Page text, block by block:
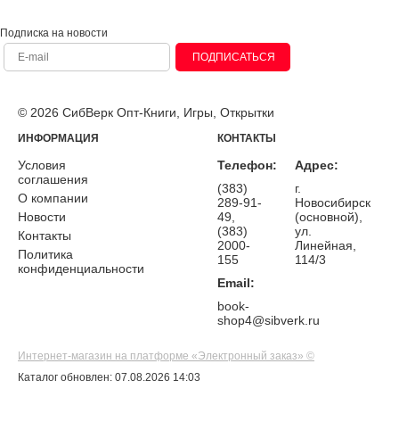
Подписка на новости
ПОДПИСАТЬСЯ
© 2026 СибВерк Опт-Книги, Игры, Открытки
ИНФОРМАЦИЯ
Условия
соглашения
О компании
Новости
Контакты
Политика
конфиденциальности
КОНТАКТЫ
Телефон:
(383)
289-91-
49,
(383)
2000-
155
Email:
book-
shop4@sibverk.ru
Адрес:
г.
Новосибирск
(основной),
ул.
Линейная,
114/3
Интернет-магазин на платформе «Электронный заказ» ©
Каталог обновлен: 07.08.2026 14:03